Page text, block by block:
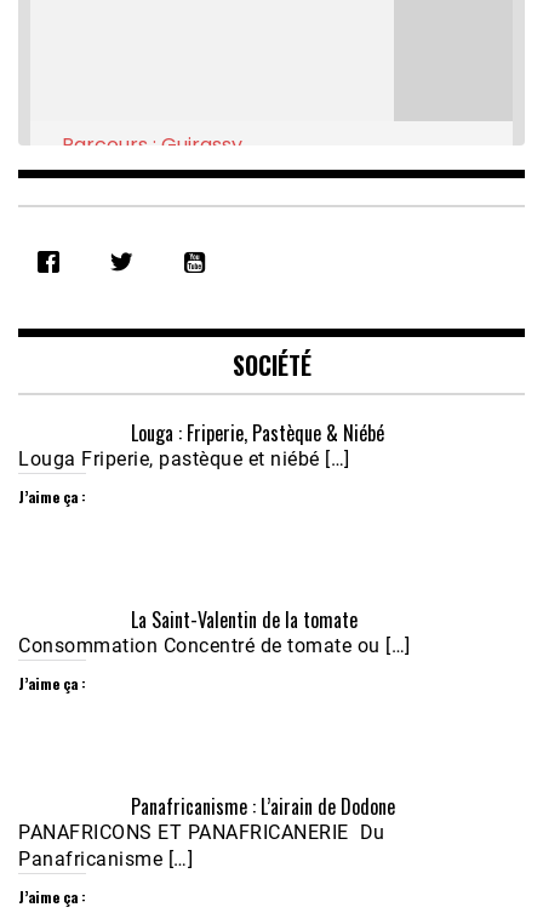
RSS FEED
EMBED
Parcours : Guirassy
Feb 16, 2021 • 28:08
Nobana (Podologue)
Feb 24, 2021 • 28mn
SOCIÉTÉ
Louga : Friperie, Pastèque & Niébé
Louga Friperie, pastèque et niébé […]
J’aime ça :
La Saint-Valentin de la tomate
Consommation Concentré de tomate ou […]
J’aime ça :
Panafricanisme : L’airain de Dodone
PANAFRICONS ET PANAFRICANERIE Du
Panafricanisme […]
J’aime ça :